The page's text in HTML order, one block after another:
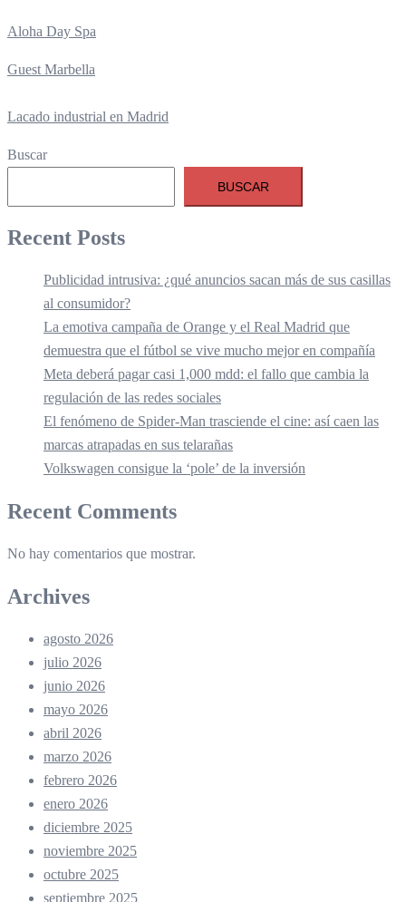
Aloha Day Spa
Guest Marbella
Lacado industrial en Madrid
Buscar
BUSCAR
Recent Posts
Publicidad intrusiva: ¿qué anuncios sacan más de sus casillas
al consumidor?
La emotiva campaña de Orange y el Real Madrid que
demuestra que el fútbol se vive mucho mejor en compañía
Meta deberá pagar casi 1,000 mdd: el fallo que cambia la
regulación de las redes sociales
El fenómeno de Spider-Man trasciende el cine: así caen las
marcas atrapadas en sus telarañas
Volkswagen consigue la ‘pole’ de la inversión
Recent Comments
No hay comentarios que mostrar.
Archives
agosto 2026
julio 2026
junio 2026
mayo 2026
abril 2026
marzo 2026
febrero 2026
enero 2026
diciembre 2025
noviembre 2025
octubre 2025
septiembre 2025